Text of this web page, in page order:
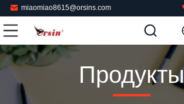
miaomiao8615@orsins.com
Продукты